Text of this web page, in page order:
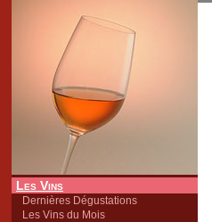
Les Vins
Dernières Dégustations
Les Vins du Mois